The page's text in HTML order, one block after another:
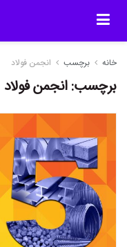
خانه برچسب انجمن فولاد
برچسب:انجمن فولاد